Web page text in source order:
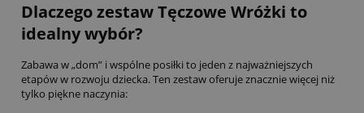
Dlaczego zestaw Tęczowe Wróżki to
idealny wybór?
Zabawa w „dom” i wspólne posiłki to jeden z najważniejszych
etapów w rozwoju dziecka. Ten zestaw oferuje znacznie więcej niż
tylko piękne naczynia: